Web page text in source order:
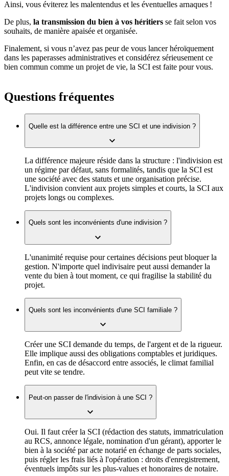
Ainsi, vous éviterez les malentendus et les éventuelles arnaques !
De plus, la transmission du bien à vos héritiers se fait selon vos
souhaits, de manière apaisée et organisée.
Finalement, si vous n’avez pas peur de vous lancer héroïquement
dans les paperasses administratives et considérez sérieusement ce
bien commun comme un projet de vie, la SCI est faite pour vous.
Questions fréquentes
Quelle est la différence entre une SCI et une indivision ?
La différence majeure réside dans la structure : l'indivision est
un régime par défaut, sans formalités, tandis que la SCI est
une société avec des statuts et une organisation précise.
L'indivision convient aux projets simples et courts, la SCI aux
projets longs ou complexes.
Quels sont les inconvénients d'une indivision ?
L'unanimité requise pour certaines décisions peut bloquer la
gestion. N'importe quel indivisaire peut aussi demander la
vente du bien à tout moment, ce qui fragilise la stabilité du
projet.
Quels sont les inconvénients d'une SCI familiale ?
Créer une SCI demande du temps, de l'argent et de la rigueur.
Elle implique aussi des obligations comptables et juridiques.
Enfin, en cas de désaccord entre associés, le climat familial
peut vite se tendre.
Peut-on passer de l'indivision à une SCI ?
Oui. Il faut créer la SCI (rédaction des statuts, immatriculation
au RCS, annonce légale, nomination d'un gérant), apporter le
bien à la société par acte notarié en échange de parts sociales,
puis régler les frais liés à l'opération : droits d'enregistrement,
éventuels impôts sur les plus-values et honoraires de notaire.